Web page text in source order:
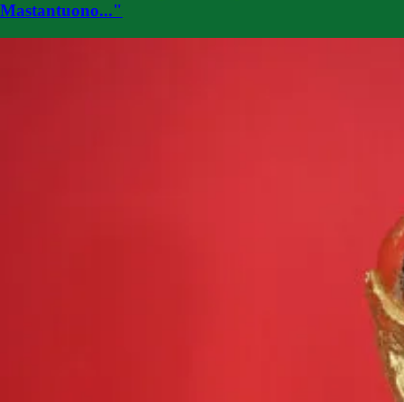
Mastantuono..."